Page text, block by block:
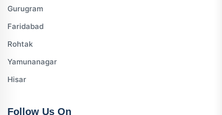
Gurugram
Faridabad
Rohtak
Yamunanagar
Hisar
Follow Us On